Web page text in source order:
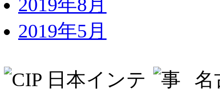
2019年8月
2019年5月
名